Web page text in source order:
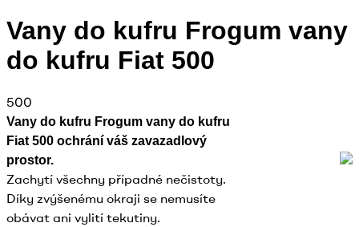
Vany do kufru Frogum vany
do kufru Fiat 500
500
Vany do kufru Frogum vany do kufru
Fiat 500 ochrání váš zavazadlový
prostor.
Zachytí všechny případné nečistoty.
Díky zvýšenému okraji se nemusíte
obávat ani vylití tekutiny.